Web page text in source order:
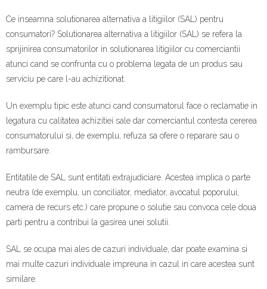
Ce inseamna solutionarea alternativa a litigiilor (SAL) pentru
consumatori? Solutionarea alternativa a litigiilor (SAL) se refera la
sprijinirea consumatorilor in solutionarea litigiilor cu comerciantii
atunci cand se confrunta cu o problema legata de un produs sau
serviciu pe care l-au achizitionat.
Un exemplu tipic este atunci cand consumatorul face o reclamatie in
legatura cu calitatea achizitiei sale dar comerciantul contesta cererea
consumatorului si, de exemplu, refuza sa ofere o reparare sau o
rambursare.
Entitatile de SAL sunt entitati extrajudiciare. Acestea implica o parte
neutra (de exemplu, un conciliator, mediator, avocatul poporului,
camera de recurs etc.) care propune o solutie sau convoca cele doua
parti pentru a contribui la gasirea unei solutii.
SAL se ocupa mai ales de cazuri individuale, dar poate examina si
mai multe cazuri individuale impreuna in cazul in care acestea sunt
similare.